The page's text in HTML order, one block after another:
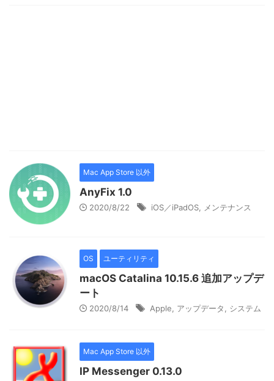
Mac App Store 以外
AnyFix 1.0
2020/8/22 iOS／iPadOS メンテナンス
OS ユーティリティ
macOS Catalina 10.15.6 追加アップデ
ート
2020/8/14 Apple アップデータ システム
Mac App Store 以外
IP Messenger 0.13.0